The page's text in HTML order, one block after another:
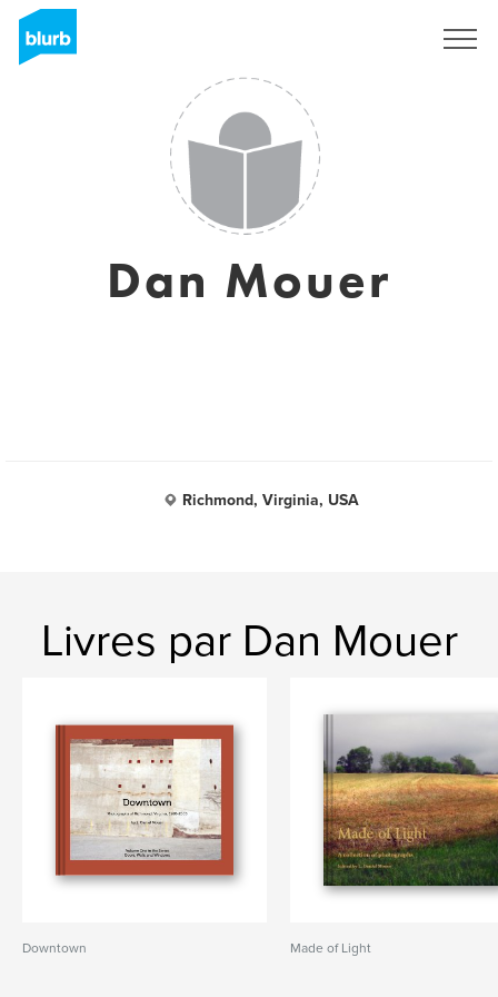
Dan Mouer
Richmond, Virginia, USA
Livres par Dan Mouer
Downtown Made of Light